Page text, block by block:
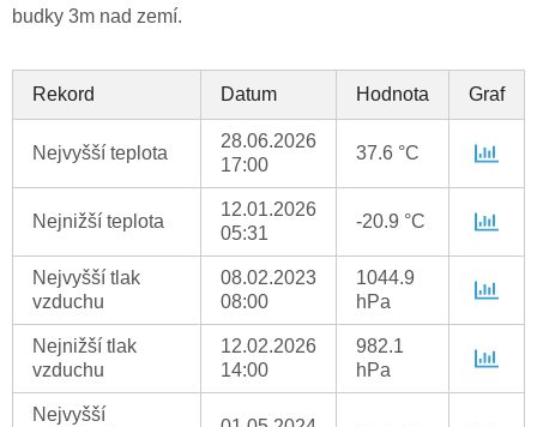
budky 3m nad zemí.
Rekord Datum Hodnota Graf
Nejvyšší teplota
28.06.2026
17:00
37.6 °C
Nejnižší teplota
12.01.2026
05:31
-20.9 °C
Nejvyšší tlak
vzduchu
08.02.2023
08:00
1044.9
hPa
Nejnižší tlak
vzduchu
12.02.2026
14:00
982.1
hPa
Nejvyšší